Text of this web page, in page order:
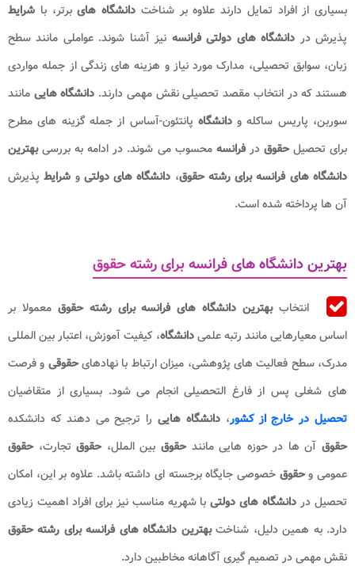
بسیاری از افراد تمایل دارند علاوه بر شناخت دانشگاه هایبرتر، با شرایط
پذیرش در دانشگاه های دولتی فرانسه نیز آشنا شوند. عواملی مانند سطح
زبان، سوابق تحصیلی، مدارک مورد نیاز و هزینه های زندگی از جمله مواردی
هستند که در انتخاب مقصد تحصیلی نقش مهمی دارند. دانشگاه هایی مانند
سوربن، پاریس ساکله ودانشگاه پانتئون-آساس از جمله گزینه های مطرح
برای تحصیلحقوقدرفرانسهمحسوب می شوند. در ادامه به بررسیبهترین
دانشگاه های فرانسه برای رشته حقوق، دانشگاه های دولتیو شرایط پذیرش
آن ها پرداخته شده است.
بهترین دانشگاه های فرانسه برای رشته حقوق
انتخاببهترین دانشگاه های فرانسه برای رشته حقوقمعمولا بر
اساس معیارهایی مانند رتبه علمیدانشگاه، کیفیت آموزش، اعتبار بین المللی
مدرک، سطح فعالیت های پژوهشی، میزان ارتباط با نهادهایحقوقی و فرصت
های شغلی پس از فارغ التحصیلی انجام می شود. بسیاری از متقاضیان
تحصیل در خارج از کشور،دانشگاه هایی را ترجیح می دهند که دانشکده
حقوق آن ها در حوزه هایی مانندحقوق بین الملل،حقوق تجارت،حقوق
عمومی وحقوق خصوصی جایگاه برجسته ای داشته باشد. علاوه بر این، امکان
تحصیل در دانشگاه های دولتی با شهریه مناسب نیز برای افراد اهمیت زیادی
دارد. به همین دلیل، شناختبهترین دانشگاه های فرانسه برای رشته حقوق
نقش مهمی در تصمیم گیری آگاهانه مخاطبین دارد.